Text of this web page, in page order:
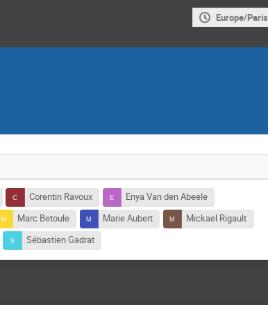
Europe/Paris
Corentin Ravoux
Enya Van den Abeele
Marc Betoule Marie Aubert
Mickael Rigault
Sébastien Gadrat